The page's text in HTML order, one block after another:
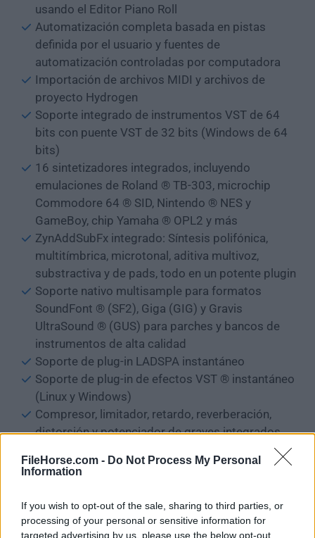
FileHorse.com - Do Not Process My Personal
Information
If you wish to opt-out of the sale, sharing to third parties, or
processing of your personal or sensitive information for
targeted advertising by us, please use the below opt-out
usando el Editor Piano Roll
Automatización completa basada en pistas
definida por el usuario y fuentes de
automatización controladas por computadora
Importación de archivos MIDI y archivos de
proyecto Hydrogen
Soporte integrado de instrumentos VST de 64
bits con puente VST de 32 bits (Windows de 64
bits)
16 sintetizadores integrados, incluyendo
emulaciones de Roland ® TB-303, microchip
Commodore 64 ® SID, Nintendo ® NES y
GameBoy, chip Yamaha ® OPL2 y más
ZynAddSubFx integrado: Síntesis polifónica,
multitímbrica, microtonal, aditiva multivoz,
substractiva y de pads, todo en un potente plugin
Soporte nativo multisample para formatos
SoundFont ® (SF2), Giga (GIG) y Gravis
UltraSound ® (GUS) para parches y bancos de
instrumentos de alta calidad
Soporte de plug-in LADSPA instantáneo
Soporte de plug-in de efectos VST ® instantáneo
(Linux y Windows)
Compresor, limitador, retardo, reverberación,
distorsión y potenciador de graves integrados
Ecualizadores gráficos y paramétricos incluidos
Visualizador/analizador de espectro integrado
Instalación y Configuración
La instalación del software de audio es un proceso